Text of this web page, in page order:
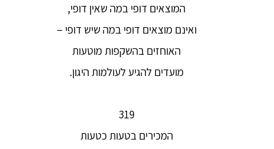
המוצאים דופי במה שאין דופי,
ואינם מוצאים דופי במה שיש דופי –
האוחזים בהשקפות מוטעות
מועדים להגיע לעולמות היגון.
319
המכירים בטעות כטעות